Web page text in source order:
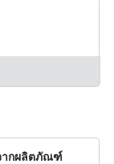
ากผลิตภัณฑ์